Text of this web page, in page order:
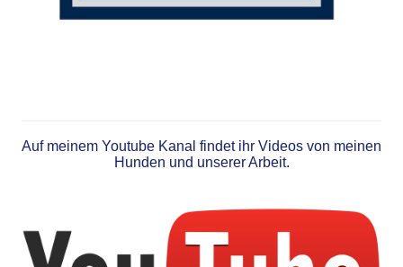
Auf meinem Youtube Kanal findet ihr Videos von meinen
Hunden und unserer Arbeit.